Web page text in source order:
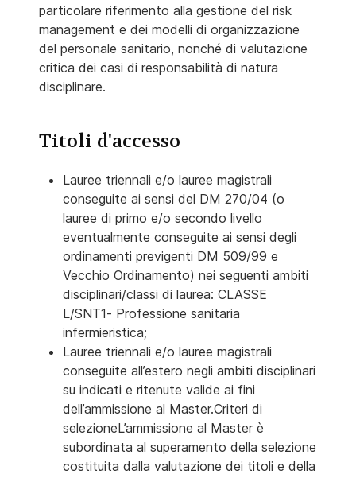
particolare riferimento alla gestione del risk
management e dei modelli di organizzazione
del personale sanitario, nonché di valutazione
critica dei casi di responsabilità di natura
disciplinare.
Titoli d'accesso
Lauree triennali e/o lauree magistrali
conseguite ai sensi del DM 270/04 (o
lauree di primo e/o secondo livello
eventualmente conseguite ai sensi degli
ordinamenti previgenti DM 509/99 e
Vecchio Ordinamento) nei seguenti ambiti
disciplinari/classi di laurea: CLASSE
L/SNT1- Professione sanitaria
infermieristica;
Lauree triennali e/o lauree magistrali
conseguite all’estero negli ambiti disciplinari
su indicati e ritenute valide ai fini
dell’ammissione al Master.Criteri di
selezioneL’ammissione al Master è
subordinata al superamento della selezione
costituita dalla valutazione dei titoli e della